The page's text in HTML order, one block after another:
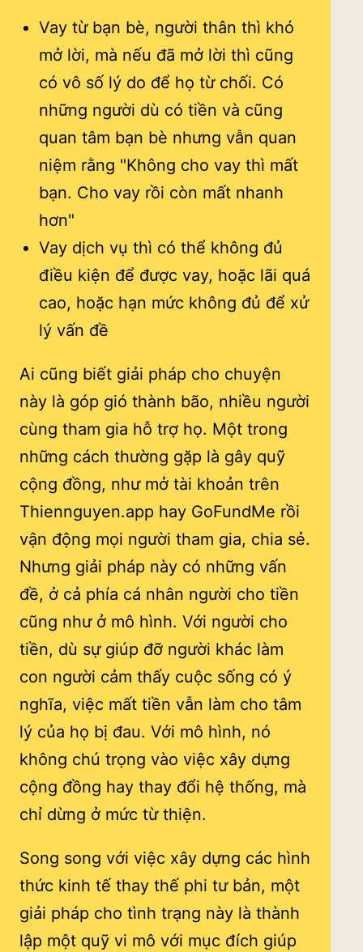
Vay từ bạn bè, người thân thì khó
mở lời, mà nếu đã mở lời thì cũng
có vô số lý do để họ từ chối. Có
những người dù có tiền và cũng
quan tâm bạn bè nhưng vẫn quan
niệm rằng "Không cho vay thì mất
bạn. Cho vay rồi còn mất nhanh
hơn"
Vay dịch vụ thì có thể không đủ
điều kiện để được vay, hoặc lãi quá
cao, hoặc hạn mức không đủ để xử
lý vấn đề
Ai cũng biết giải pháp cho chuyện
này là góp gió thành bão, nhiều người
cùng tham gia hỗ trợ họ. Một trong
những cách thường gặp là gây quỹ
cộng đồng, như mở tài khoản trên
Thiennguyen.app hay GoFundMe rồi
vận động mọi người tham gia, chia sẻ.
Nhưng giải pháp này có những vấn
đề, ở cả phía cá nhân người cho tiền
cũng như ở mô hình. Với người cho
tiền, dù sự giúp đỡ người khác làm
con người cảm thấy cuộc sống có ý
nghĩa, việc mất tiền vẫn làm cho tâm
lý của họ bị đau. Với mô hình, nó
không chú trọng vào việc xây dựng
cộng đồng hay thay đổi hệ thống, mà
chỉ dừng ở mức từ thiện.
Song song với việc xây dựng các hình
thức kinh tế thay thế phi tư bản, một
giải pháp cho tình trạng này là thành
lập một quỹ vi mô với mục đích giúp